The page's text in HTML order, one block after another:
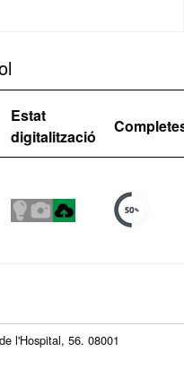
Estat
digitalització
l'Hospital, 56. 08001